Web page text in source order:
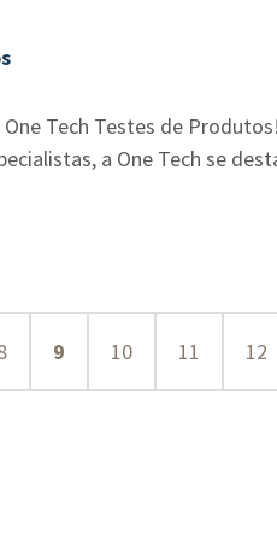
Com ampla experiÃªncia no setor automotivo e
a One Tech se
9 10 11 12